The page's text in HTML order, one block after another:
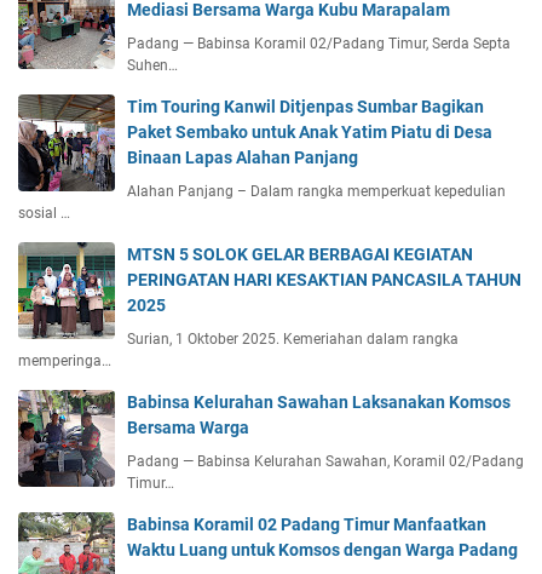
Mediasi Bersama Warga Kubu Marapalam
Padang — Babinsa Koramil 02/Padang Timur, Serda Septa
Suhen…
Tim Touring Kanwil Ditjenpas Sumbar Bagikan
Paket Sembako untuk Anak Yatim Piatu di Desa
Binaan Lapas Alahan Panjang
Alahan Panjang – Dalam rangka memperkuat kepedulian
sosial …
MTSN 5 SOLOK GELAR BERBAGAI KEGIATAN
PERINGATAN HARI KESAKTIAN PANCASILA TAHUN
2025
Surian, 1 Oktober 2025. Kemeriahan dalam rangka
memperinga…
Babinsa Kelurahan Sawahan Laksanakan Komsos
Bersama Warga
Padang — Babinsa Kelurahan Sawahan, Koramil 02/Padang
Timur…
Babinsa Koramil 02 Padang Timur Manfaatkan
Waktu Luang untuk Komsos dengan Warga Padang